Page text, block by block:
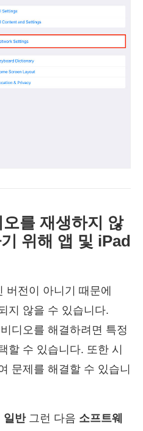
를 재생하지 않
위해 앱 및 iPad
버전이 아니기 때문에
지 않을 수 있습니다.
디오를 해결하려면 특정
할 수 있습니다. 또한 시
문제를 해결할 수 있습니
일반그런 다음 소프트웨